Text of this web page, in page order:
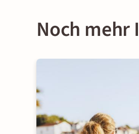
Noch mehr